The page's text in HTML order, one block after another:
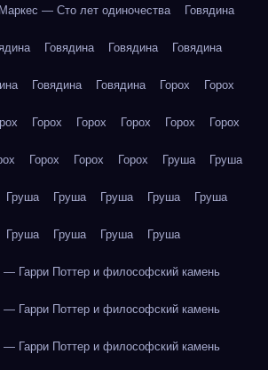
— Сто лет одиночества Говядина
Говядина Говядина Говядина
Говядина Говядина Горох Горох
Горох Горох Горох Горох Горох
Горох Горох Горох Груша Груша
Груша Груша Груша Груша Груша
Груша Груша Груша Груша
Гарри Поттер и философский камень
Гарри Поттер и философский камень
Гарри Поттер и философский камень